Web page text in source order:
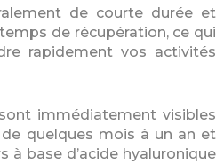
de courte durée et
de récupération, ce qui
rapidement vos activités
immédiatement visibles
quelques mois à un an et
à base d’acide hyaluronique